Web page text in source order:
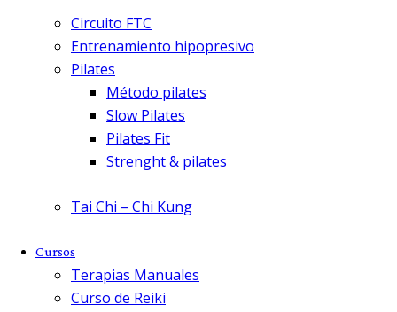
Circuito FTC
Entrenamiento hipopresivo
Pilates
Método pilates
Slow Pilates
Pilates Fit
Strenght & pilates
Tai Chi – Chi Kung
Cursos
Terapias Manuales
Curso de Reiki